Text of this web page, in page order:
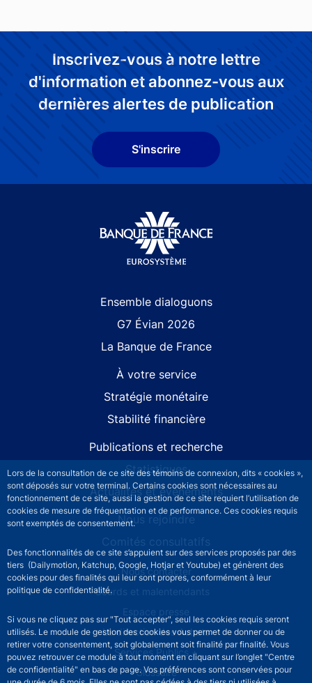
Lors de la consultation de ce site des témoins de connexion, dits « cookies »,
sont déposés sur votre terminal. Certains cookies sont nécessaires au
fonctionnement de ce site, aussi la gestion de ce site requiert l’utilisation de
cookies de mesure de fréquentation et de performance. Ces cookies requis
sont exemptés de consentement.
Des fonctionnalités de ce site s’appuient sur des services proposés par des
tiers (Dailymotion, Katchup, Google, Hotjar et Youtube) et génèrent des
cookies pour des finalités qui leur sont propres, conformément à leur
politique de confidentialité.
Si vous ne cliquez pas sur "Tout accepter", seul les cookies requis seront
utilisés. Le module de gestion des cookies vous permet de donner ou de
retirer votre consentement, soit globalement soit finalité par finalité. Vous
pouvez retrouver ce module à tout moment en cliquant sur l’onglet "Centre
de confidentialité" en bas de page. Vos préférences sont conservées pour
Inscrivez-vous à notre lettre
d'information et abonnez-vous aux
dernières alertes de publication
S'inscrire
Ensemble dialoguons
G7 Évian 2026
La Banque de France
À votre service
Stratégie monétaire
Stabilité financière
Publications et recherche
Statistiques
Actualités et événements
Nous rejoindre
Comités consultatifs
Footer secondary menuNous contacter
Sourds et malentendants
Espace presse
La direction des Achats
Services Publics +
Glossaire